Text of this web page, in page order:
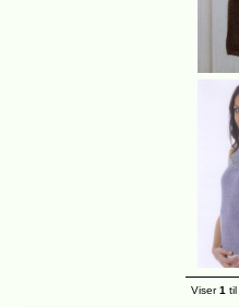
Viser1 til